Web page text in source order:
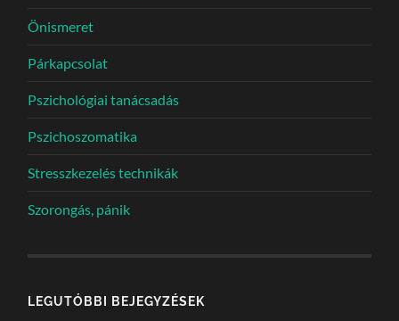
Önismeret
Párkapcsolat
Pszichológiai tanácsadás
Pszichoszomatika
Stresszkezelés technikák
Szorongás, pánik
LEGUTÓBBI BEJEGYZÉSEK